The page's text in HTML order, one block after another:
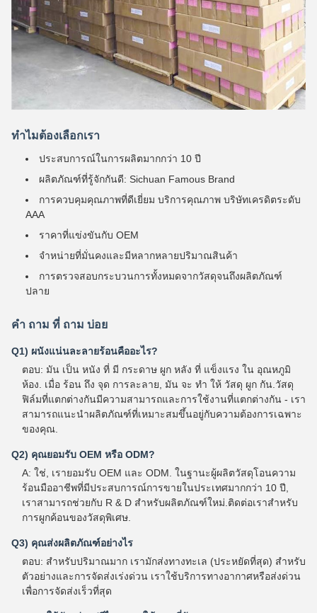
ทําไมต้องเลือกเรา
ประสบการณ์ในการผลิตมากกว่า 10 ปี
ผลิตภัณฑ์ที่รู้จักกันดี: Sichuan Famous Brand
การควบคุมคุณภาพที่ดีเยี่ยม บริการคุณภาพ บริษัทเครดิตระดับ
AAA
ราคาที่แข่งขันกับ OEM
จําหน่ายที่มั่นคงและมีหลากหลายปริมาณสินค้า
การตรวจสอบกระบวนการทั้งหมดจากวัสดุจนถึงผลิตภัณฑ์
ปลาย
คํา ถาม ที่ ถาม บ่อย
Q1) ผนังแน่นละลายร้อนคืออะไร?
ตอบ: มัน เป็น หนัง ที่ มี กระดาษ ผูก หลัง ที่ แข็งแรง ใน อุณหภูมิ
ห้อง. เมื่อ ร้อน ถึง จุด การละลาย, มัน จะ ทํา ให้ วัสดุ ผูก กัน.วัสดุ
ฟิล์มที่แตกต่างกันมีความสามารถและการใช้งานที่แตกต่างกัน - เรา
สามารถแนะนําผลิตภัณฑ์ที่เหมาะสมขึ้นอยู่กับความต้องการเฉพาะ
ของคุณ.
Q2) คุณยอมรับ OEM หรือ ODM?
A: ใช่, เรายอมรับ OEM และ ODM. ในฐานะผู้ผลิตวัสดุโอนความ
ร้อนมืออาชีพที่มีประสบการณ์การขายในประเทศมากกว่า 10 ปี,
เราสามารถช่วยกับ R & D สําหรับผลิตภัณฑ์ใหม่.ติดต่อเราสําหรับ
การผูกค้อนของวัสดุพิเศษ.
Q3) คุณส่งผลิตภัณฑ์อย่างไร
ตอบ: สําหรับปริมาณมาก เรามักส่งทางทะเล (ประหยัดที่สุด) สําหรับ
ตัวอย่างและการจัดส่งเร่งด่วน เราใช้บริการทางอากาศหรือส่งด่วน
เพื่อการจัดส่งเร็วที่สุด